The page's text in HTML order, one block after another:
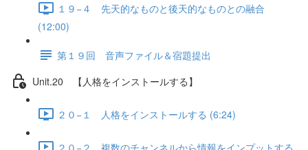
１９−４ 先天的なものと後天的なものとの融合
(12:00)
第１９回 音声ファイル＆宿題提出
Unit.20 【人格をインストールする】
２０−１ 人格をインストールする (6:24)
２０−２ 複数のチャンネルから情報をインプットする